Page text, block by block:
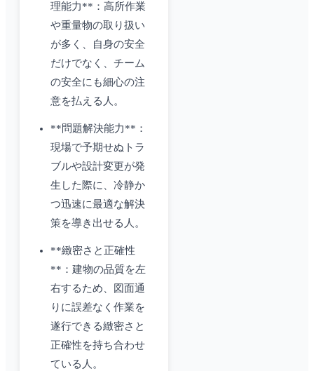
理能力**：高所作業
や重量物の取り扱い
が多く、自身の安全
だけでなく、チーム
の安全にも細心の注
意を払える人。
**問題解決能力**：
現場で予期せぬトラ
ブルや設計変更が発
生した際に、冷静か
つ迅速に最適な解決
策を導き出せる人。
**緻密さと正確性
**：建物の品質を左
右するため、図面通
りに誤差なく作業を
遂行できる緻密さと
正確性を持ち合わせ
ている人。